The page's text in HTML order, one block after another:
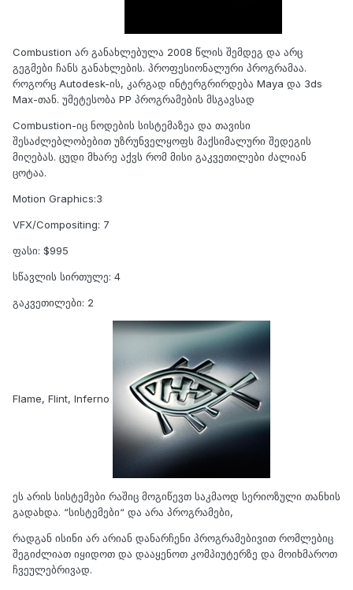
Combustion არ განახლებულა 2008 წლის შემდეგ და არც
გეგმები ჩანს განახლების. პროფესიონალური პროგრამაა.
როგორც Autodesk-ის, კარგად ინტერგრირდება Maya და 3ds
Max-თან. უმეტესობა PP პროგრამების მსგავსად
Combustion-იც ნოდების სისტემაზეა და თავისი
შესაძლებლობებით უზრუნველყოფს მაქსიმალური შედეგის
მიღებას. ცუდი მხარე აქვს რომ მისი გაკვეთილები ძალიან
ცოტაა.
Motion Graphics:3
VFX/Compositing: 7
ფასი: $995
სწავლის სირთულე: 4
გაკვეთილები: 2
Flame, Flint, Inferno
ეს არის სისტემები რაშიც მოგიწევთ საკმაოდ სერიოზული თანხის
გადახდა. “სისტემები“ და არა პროგრამები,
რადგან ისინი არ არიან დანარჩენი პროგრამებივით რომლებიც
შეგიძლიათ იყიდოთ და დააყენოთ კომპიუტერზე და მოიხმაროთ
ჩვეულებრივად.